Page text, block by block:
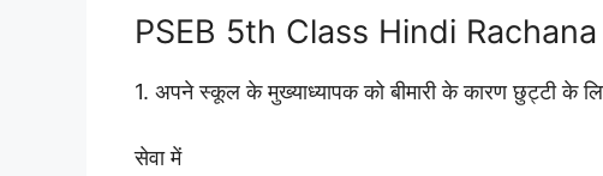
PSEB 5th Class Hindi
1. अपने स्कूल के मुख्याध्यापक को बीमारी के कारण छुट्टी के
सेवा में